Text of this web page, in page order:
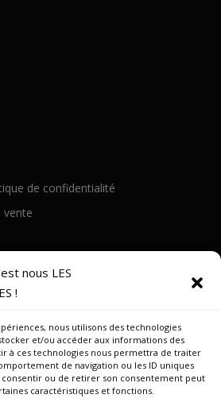
nous LES
!
nous utilisons des technologies
et/ou accéder aux informations des
à ces technologies nous permettra de traiter
de navigation ou les ID uniques
consentir ou de retirer son consentement peut
caractéristiques et fonctions.
de confidentialité
vente